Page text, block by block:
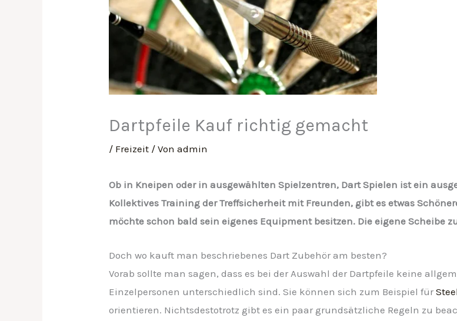
Dartpfeile Kauf richtig gemacht
/ Freizeit / Vonadmin
Ob in Kneipen oder in ausgewählten Spielzentren, Dart Spielen ist ein
Kollektives Training der Treffsicherheit mit Freunden, gibt es etwas
möchte schon bald sein eigenes Equipment besitzen. Die eigene Scheibe
Doch wo kauft man beschriebenes Dart Zubehör am besten?
Vorab sollte man sagen, dass es bei der Auswahl der Dartpfeile keine
Einzelpersonen unterschiedlich sind. Sie können sich zum Beispiel für
orientieren. Nichtsdestotrotz gibt es ein paar grundsätzliche Regeln zu